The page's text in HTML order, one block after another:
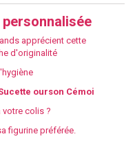
apprécient cette
d'originalité
ourson Cémoi
votre colis ?
figurine préférée.